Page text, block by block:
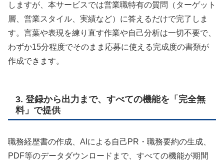
しますが、本サービスでは営業職特有の質問（ターゲット
層、営業スタイル、実績など）に答えるだけで完了しま
す。言葉や表現を練り直す作業や自己分析は一切不要で、
わずか15分程度でそのまま応募に使える完成度の書類が
作成できます。
3. 登録から出力まで、すべての機能を「完全無
料」で提供
職務経歴書の作成、AIによる自己PR・職務要約の生成、
PDF等のデータダウンロードまで、すべての機能が期間